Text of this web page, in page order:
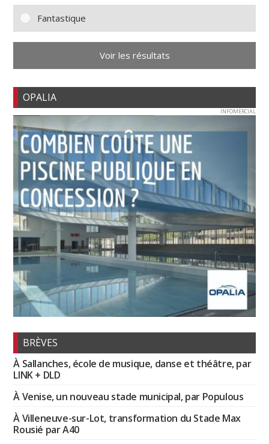
Fantastique
Voir les résultats
OPALIA
INFOMERCIAL
BRÈVES
À Sallanches, école de musique, danse et théâtre, par
LINK + DLD
À Venise, un nouveau stade municipal, par Populous
À Villeneuve-sur-Lot, transformation du Stade Max
Rousié par A40